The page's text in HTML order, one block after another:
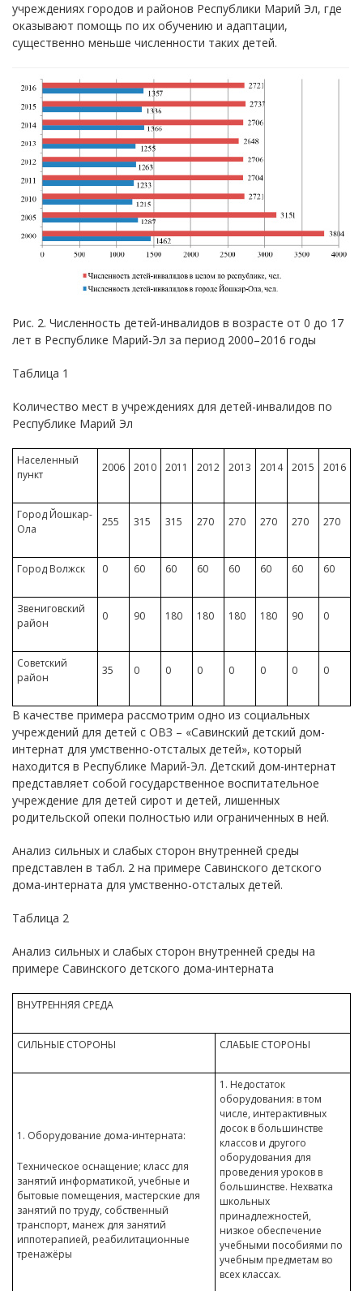
учреждениях городов и районов Республики Марий Эл, где
оказывают помощь по их обучению и адаптации,
существенно меньше численности таких детей.
Рис. 2. Численность детей-инвалидов в возрасте от 0 до 17
лет в Республике Марий-Эл за период 2000–2016 годы
Таблица 1
Количество мест в учреждениях для детей-инвалидов по
Республике Марий Эл
Населенный
пункт
2006 2010 2011 2012 2013 2014 2015 2016
Город Йошкар-
Ола
255 315 315 270 270 270 270 270
Город Волжск 0 60 60 60 60 60 60 60
Звениговский
район
0 90 180 180 180 180 90 0
Советский
район
35 0 0 0 0 0 0 0
В качестве примера рассмотрим одно из социальных
учреждений для детей с ОВЗ – «Савинский детский дом-
интернат для умственно-отсталых детей», который
находится в Республике Марий-Эл. Детский дом-интернат
представляет собой государственное воспитательное
учреждение для детей сирот и детей, лишенных
родительской опеки полностью или ограниченных в ней.
Анализ сильных и слабых сторон внутренней среды
представлен в табл. 2 на примере Савинского детского
дома-интерната для умственно-отсталых детей.
Таблица 2
Анализ сильных и слабых сторон внутренней среды на
примере Савинского детского дома-интерната
ВНУТРЕННЯЯ СРЕДА
СИЛЬНЫЕ СТОРОНЫ СЛАБЫЕ СТОРОНЫ
1. Оборудование дома-интерната:
Техническое оснащение; класс для
занятий информатикой, учебные и
бытовые помещения, мастерские для
занятий по труду, собственный
транспорт, манеж для занятий
иппотерапией, реабилитационные
тренажёры
1. Недостаток
оборудования: в том
числе, интерактивных
досок в большинстве
классов и другого
оборудования для
проведения уроков в
большинстве. Нехватка
школьных
принадлежностей,
низкое обеспечение
учебными пособиями по
учебным предметам во
всех классах.